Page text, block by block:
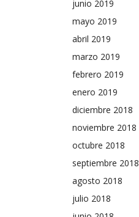
junio 2019
mayo 2019
abril 2019
marzo 2019
febrero 2019
enero 2019
diciembre 2018
noviembre 2018
octubre 2018
septiembre 2018
agosto 2018
julio 2018